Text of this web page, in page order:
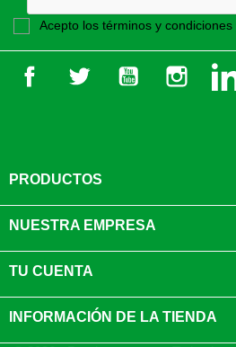
Acepto los términos y
FacebookTwitter YouTube
PRODUCTOS
NUESTRA EMPRESA
TU CUENTA
INFORMACIÓN DE LA TIENDA